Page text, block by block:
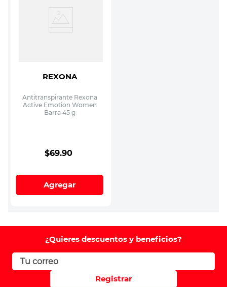
REXONA
Antitranspirante Rexona
Active Emotion Women
Barra 45 g
$69.90
Agregar
¿Quieres descuentos y beneficios?
Registrar